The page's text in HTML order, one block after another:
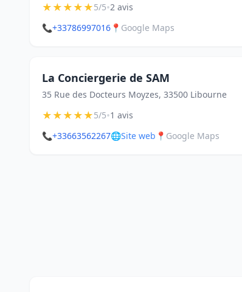
★★★★★5/5•2 avis
📞+33786997016 📍 Google Maps
La Conciergerie de SAM
35 Rue des Docteurs Moyzes, 33500 Libourne
★★★★★5/5•1 avis
📞+33663562267🌐Site web 📍 Google Maps